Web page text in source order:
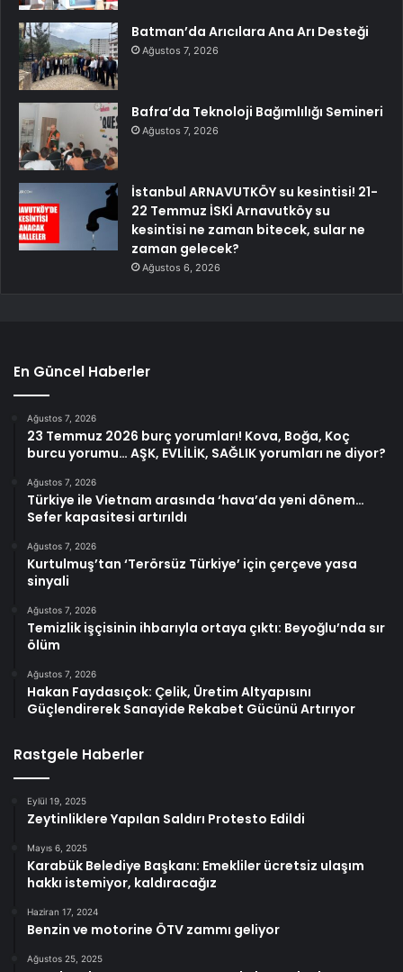
Batman’da Arıcılara Ana Arı Desteği
Ağustos 7, 2026
Bafra’da Teknoloji Bağımlılığı Semineri
Ağustos 7, 2026
İstanbul ARNAVUTKÖY su kesintisi! 21-
22 Temmuz İSKİ Arnavutköy su
kesintisi ne zaman bitecek, sular ne
zaman gelecek?
Ağustos 6, 2026
En Güncel Haberler
Ağustos 7, 2026
23 Temmuz 2026 burç yorumları! Kova, Boğa, Koç
burcu yorumu… AŞK, EVLİLİK, SAĞLIK yorumları ne diyor?
Ağustos 7, 2026
Türkiye ile Vietnam arasında ‘hava’da yeni dönem…
Sefer kapasitesi artırıldı
Ağustos 7, 2026
Kurtulmuş’tan ‘Terörsüz Türkiye’ için çerçeve yasa
sinyali
Ağustos 7, 2026
Temizlik işçisinin ihbarıyla ortaya çıktı: Beyoğlu’nda sır
ölüm
Ağustos 7, 2026
Hakan Faydasıçok: Çelik, Üretim Altyapısını
Güçlendirerek Sanayide Rekabet Gücünü Artırıyor
Rastgele Haberler
Eylül 19, 2025
Zeytinliklere Yapılan Saldırı Protesto Edildi
Mayıs 6, 2025
Karabük Belediye Başkanı: Emekliler ücretsiz ulaşım
hakkı istemiyor, kaldıracağız
Haziran 17, 2024
Benzin ve motorine ÖTV zammı geliyor
Ağustos 25, 2025